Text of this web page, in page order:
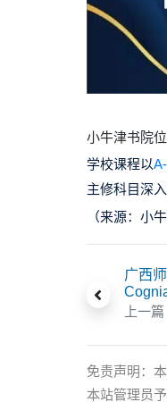
小牛津书院
学校课程以
主修科目深入
（来源：小
广西
上一篇
免责声明：
本站管理员